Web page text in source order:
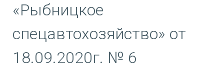
«Рыбницкое
спецавтохозяйство» от
18.09.2020г. № 6